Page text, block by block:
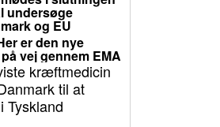
undersøge
og EU
er den nye
vej gennem EMA